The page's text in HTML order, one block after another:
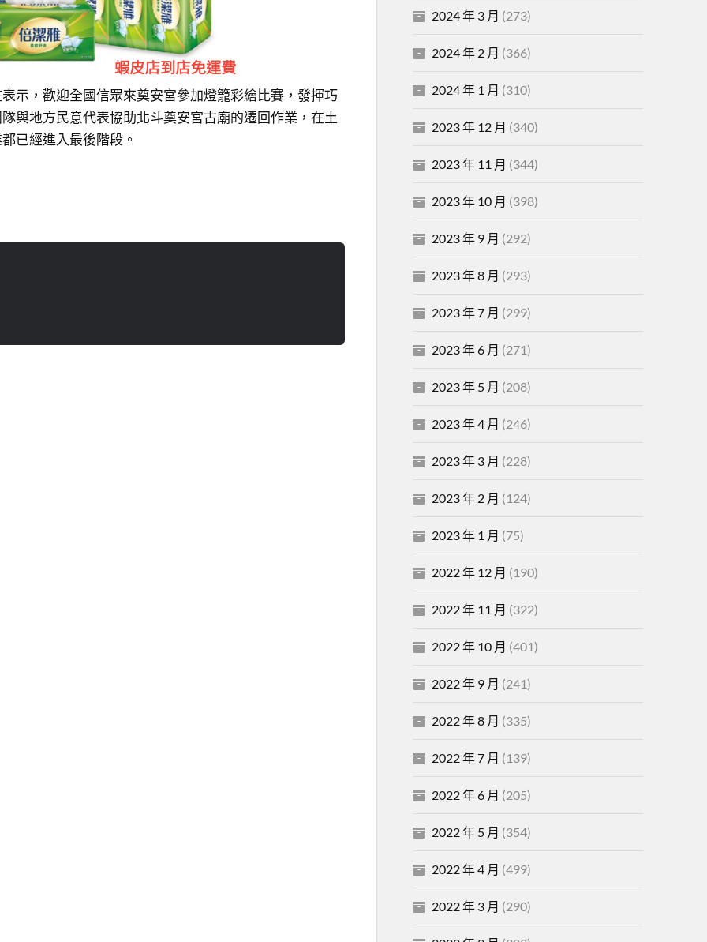
示，歡迎全國信眾來奠安宮參加燈籠彩繪比賽，發揮巧
與地方民意代表協助北斗奠安宮古廟的遷回作業，在土
已經進入最後階段。
2024 年 3 月 (273)
2024 年 2 月 (366)
2024 年 1 月 (310)
2023 年 12 月 (340)
2023 年 11 月 (344)
2023 年 10 月 (398)
2023 年 9 月 (292)
2023 年 8 月 (293)
2023 年 7 月 (299)
2023 年 6 月 (271)
2023 年 5 月 (208)
2023 年 4 月 (246)
2023 年 3 月 (228)
2023 年 2 月 (124)
2023 年 1 月 (75)
2022 年 12 月 (190)
2022 年 11 月 (322)
2022 年 10 月 (401)
2022 年 9 月 (241)
2022 年 8 月 (335)
2022 年 7 月 (139)
2022 年 6 月 (205)
2022 年 5 月 (354)
2022 年 4 月 (499)
2022 年 3 月 (290)